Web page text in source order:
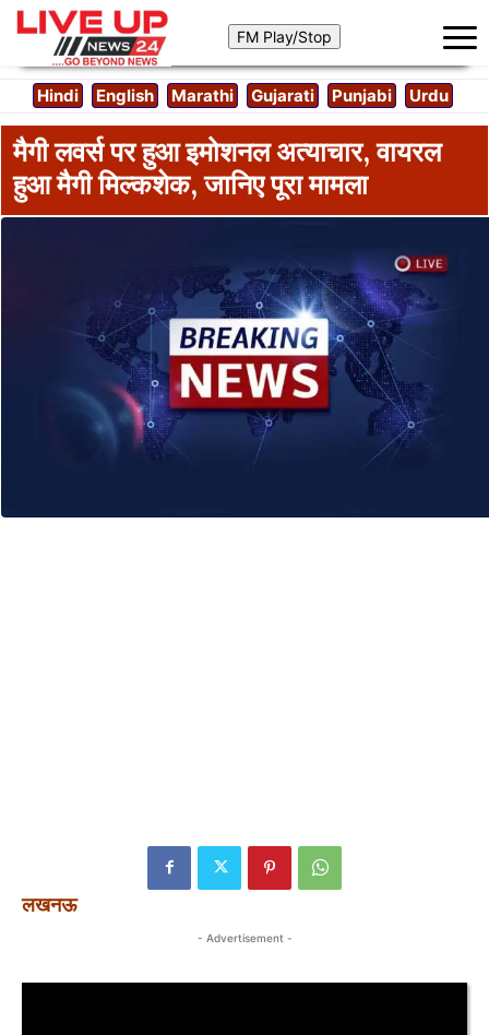
Hindi English Marathi Gujarati Punjabi Urdu
मैगी लवर्स पर हुआ इमोशनल अत्याचार, वायरल
हुआ मैगी मिल्कशेक, जानिए पूरा मामला
लखनऊ
- Advertisement -